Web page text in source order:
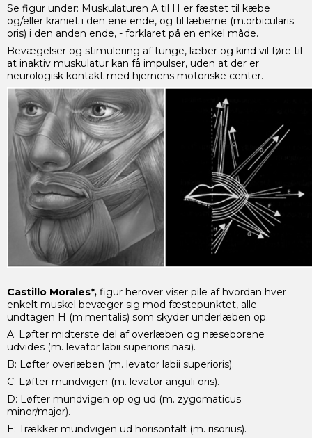
Se figur under: Muskulaturen A til H er fæstet til kæbe
og/eller kraniet i den ene ende, og til læberne (m.orbicularis
oris) i den anden ende, - forklaret på en enkel måde.
Bevægelser og stimulering af tunge, læber og kind vil føre til
at inaktiv muskulatur kan få impulser, uden at der er
neurologisk kontakt med hjernens motoriske center.
Castillo Morales*, figur herover viser pile af hvordan hver
enkelt muskel bevæger sig mod fæstepunktet, alle
undtagen H (m.mentalis) som skyder underlæben op.
A: Løfter midterste del af overlæben og næseborene
udvides (m. levator labii superioris nasi).
B: Løfter overlæben (m. levator labii superioris).
C: Løfter mundvigen (m. levator anguli oris).
D: Løfter mundvigen op og ud (m. zygomaticus
minor/major).
E: Trækker mundvigen ud horisontalt (m. risorius).